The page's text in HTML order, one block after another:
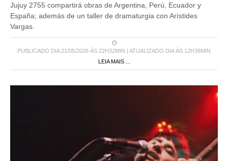
Jujuy 2755 compartirá obras de Argentina, Perú, Ecuador y
España; además de un taller de dramaturgia con Arístides
Vargas.
PUBLICADO DIA 21/05/2026 ÀS 22H32MIN | ATUALIZADO DIA ÀS 12H38MIN
LEIA MAIS ...